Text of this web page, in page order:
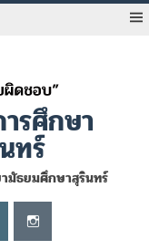
รศึกษา
ทร์
มัธยมศึกษาสุรินทร์